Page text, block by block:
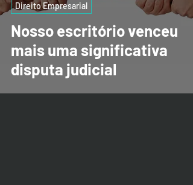
Nosso escritório venceu
mais uma significativa
disputa judicial
Direito Empresarial